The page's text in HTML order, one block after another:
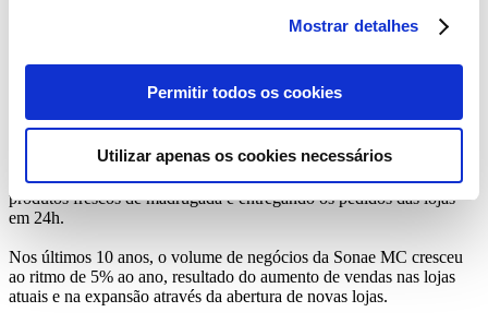
Mostrar detalhes
Permitir todos os cookies
Utilizar apenas os cookies necessários
O projeto de ampliação do Entreposto da Azambuja inclui ainda a
que se encontrava em Santarém e aumenta a capacidade de
abastecimento. Incorpora ainda a nova unidade de
bacalhau salgado), concentrando o envio dos produtos frescos das
lojas Continente do sul do país no mesmo local, recolhendo os
produtos frescos de madrugada e entregando os pedidos das lojas
em 24h.
Nos últimos 10 anos, o volume de negócios da Sonae MC cresceu
ao ritmo de 5% ao ano, resultado do aumento de vendas nas lojas
atuais e na expansão através da abertura de novas lojas.